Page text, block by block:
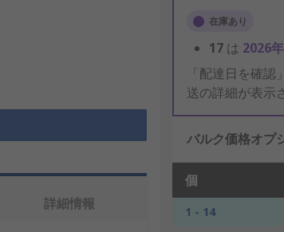
在庫あり
17 は 2026
「配達日を確
送の詳細が表示
バルク価格オプ
個
1 - 14
詳細情報